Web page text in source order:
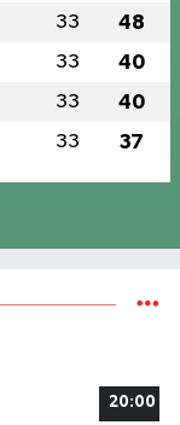
33 48
33 40
33 40
33 37
20:00